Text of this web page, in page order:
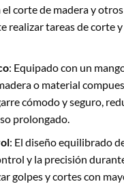
corte de madera y
realizar tareas de corte
: Equipado con un
o material
cómodo y seguro,
prolongado.
: El diseño equilibrado
y la precisión
golpes y cortes con